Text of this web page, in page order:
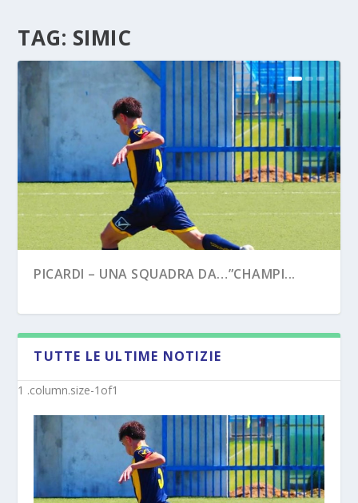
TAG: SIMIC
PICARDI – UNA SQUADRA DA…”CHAMPI...
TUTTE LE ULTIME NOTIZIE